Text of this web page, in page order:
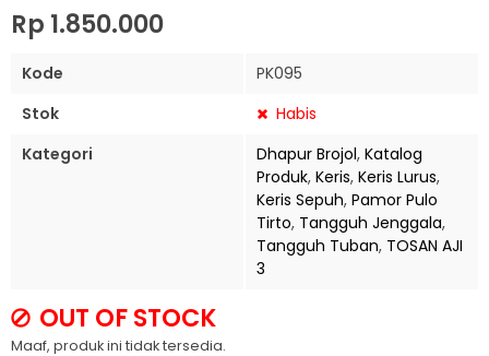
Rp 1.850.000
Kode
PK095
Stok
Habis
Kategori
Dhapur Brojol, Katalog
Produk, Keris, Keris Lurus,
Keris Sepuh, Pamor Pulo
Tirto, Tangguh Jenggala,
Tangguh Tuban, TOSAN AJI
3
OUT OF STOCK
Maaf, produk ini tidak tersedia.